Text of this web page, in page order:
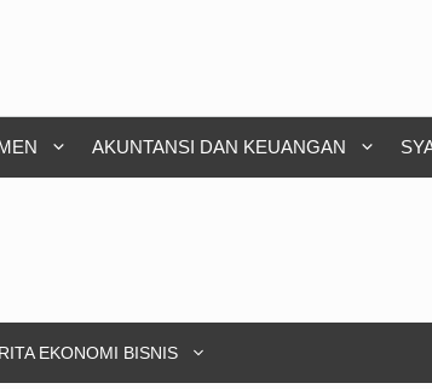
AKUNTANSI DAN KEUANGAN
EKONOMI BISNIS